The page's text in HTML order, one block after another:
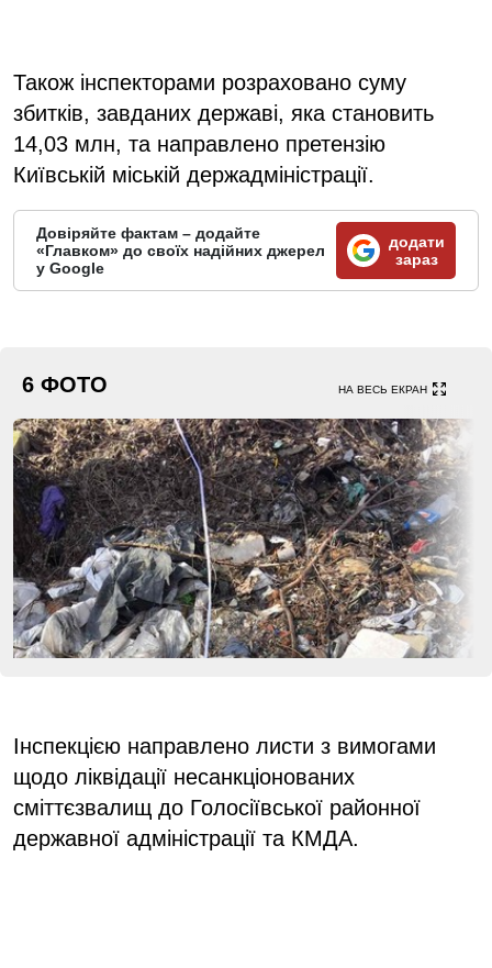
Також інспекторами розраховано суму
збитків, завданих державі, яка становить
14,03 млн, та направлено претензію
Київській міській держадміністрації.
Довіряйте фактам – додайте
«Главком» до своїх надійних джерел
у Google
додати
зараз
6 ФОТО НА ВЕСЬ ЕКРАН
Інспекцією направлено листи з вимогами
щодо ліквідації несанкціонованих
сміттєзвалищ до Голосіївської районної
державної адміністрації та КМДА.